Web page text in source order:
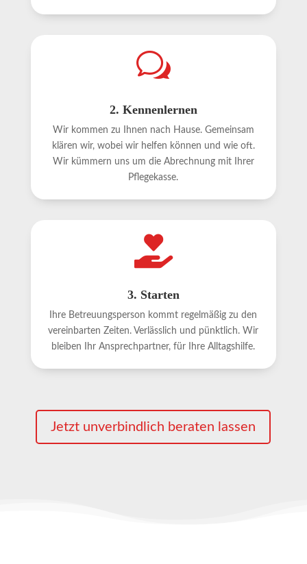
w
2. Kennenlernen
Wir kommen zu Ihnen nach Hause. Gemeinsam
klären wir, wobei wir helfen können und wie oft.
Wir kümmern uns um die Abrechnung mit Ihrer
Pflegekasse.

3. Starten
Ihre Betreuungsperson kommt regelmäßig zu den
vereinbarten Zeiten. Verlässlich und pünktlich. Wir
bleiben Ihr Ansprechpartner, für Ihre Alltagshilfe.
Jetzt unverbindlich beraten lassen